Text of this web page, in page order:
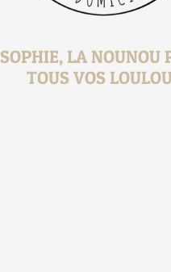
SOPHIE, LA NOUNOU
TOUS VOS